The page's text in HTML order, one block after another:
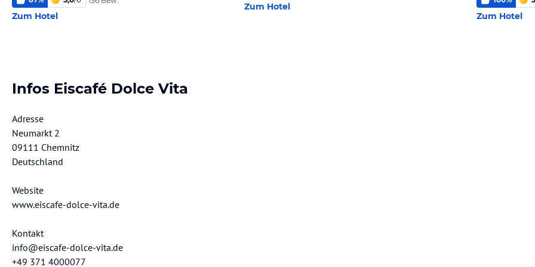
Zum Hotel
Zum Hotel
Zum Hotel
Infos Eiscafé Dolce Vita
Adresse
Neumarkt 2
09111 Chemnitz
Deutschland
Website
www.eiscafe-dolce-vita.de
Kontakt
info@eiscafe-dolce-vita.de
+49 371 4000077